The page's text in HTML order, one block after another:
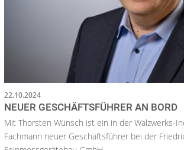
22.10.2024
NEUER GESCHÄFTSFÜHRER AN BORD
Mit Thorsten Wünsch ist ein in der Walzwerks-
Fachmann neuer Geschäftsführer bei der